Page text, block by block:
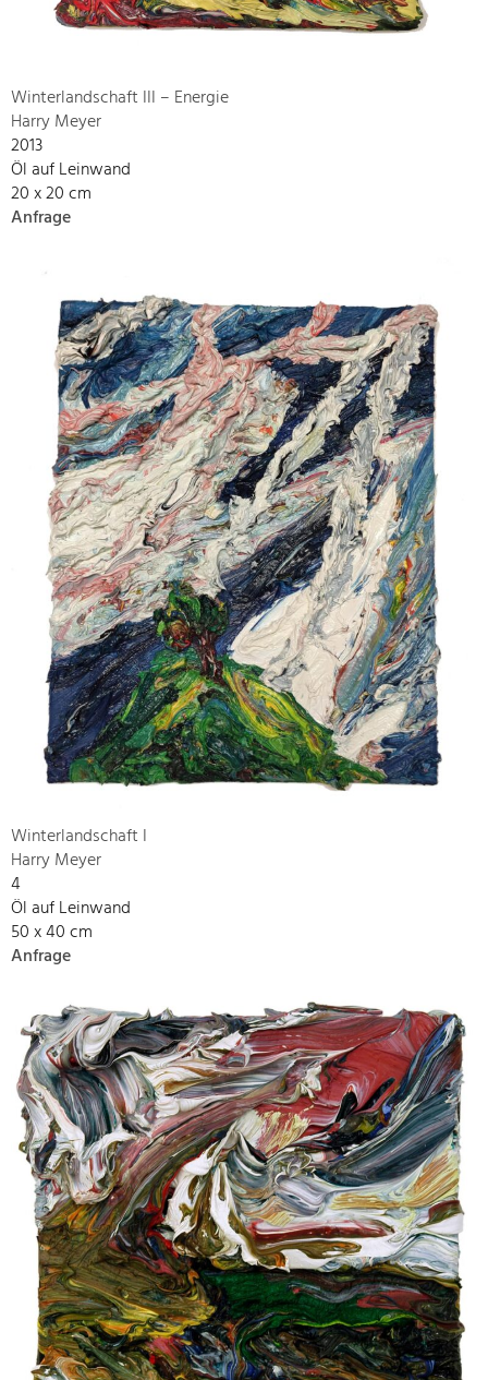
Winterlandschaft III – Energie
Harry Meyer
2013
Öl auf Leinwand
20 x 20 cm
Anfrage
Winterlandschaft I
Harry Meyer
4
Öl auf Leinwand
50 x 40 cm
Anfrage